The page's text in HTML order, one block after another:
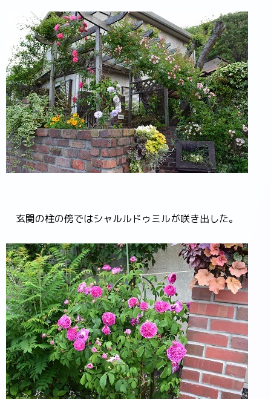
玄関の柱の傍ではシャルルドゥミルが咲き出した。